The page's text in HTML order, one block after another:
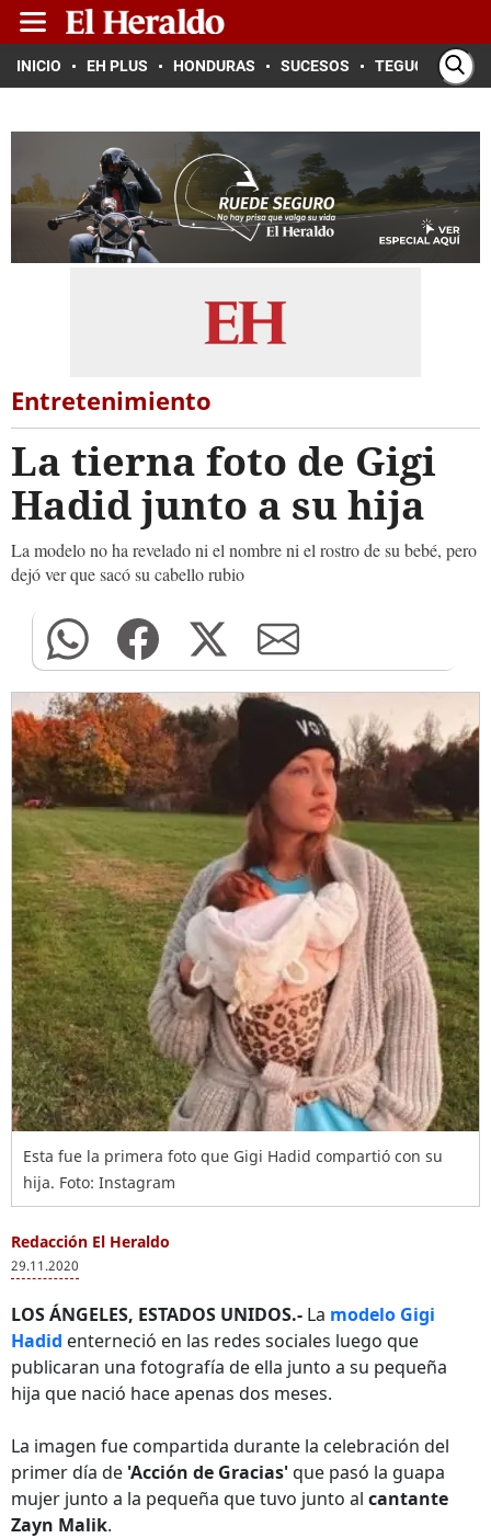
INICIO EH PLUS HONDURAS SUCESOS TEGUCIGALPA
Entretenimiento
La tierna foto de Gigi
Hadid junto a su hija
La modelo no ha revelado ni el nombre ni el rostro de su bebé, pero
dejó ver que sacó su cabello rubio
Esta fue la primera foto que Gigi Hadid compartió con su
hija. Foto: Instagram
Redacción El Heraldo
29.11.2020
LOS ÁNGELES, ESTADOS UNIDOS.- La modelo Gigi
Hadid enterneció en las redes sociales luego que
publicaran una fotografía de ella junto a su pequeña
hija que nació hace apenas dos meses.
La imagen fue compartida durante la celebración del
primer día de 'Acción de Gracias'que pasó la guapa
mujer junto a la pequeña que tuvo junto al cantante
Zayn Malik.